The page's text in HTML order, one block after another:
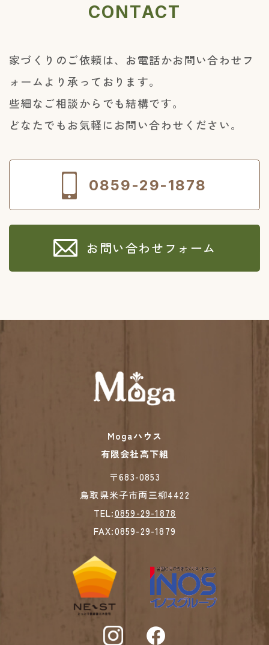
CONTACT
家づくりのご依頼は、お電話かお問い合わせフ
ォームより承っております。
些細なご相談からでも結構です。
どなたでもお気軽にお問い合わせください。
0859-29-1878
お問い合わせフォーム
Mogaハウス
有限会社高下組
​​​​​​​〒683-0853
鳥取県米子市両三柳4422
TEL:0859-29-1878
FAX:0859-29-1879